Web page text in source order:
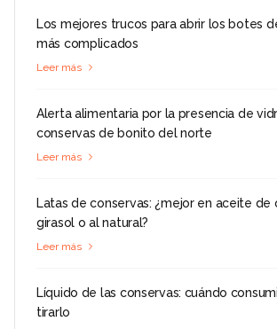
Los mejores trucos para abrir los botes
más complicados
Leer más
Alerta alimentaria por la presencia de
conservas de bonito del norte
Leer más
Latas de conservas: ¿mejor en aceite de
girasol o al natural?
Leer más
Líquido de las conservas: cuándo
tirarlo